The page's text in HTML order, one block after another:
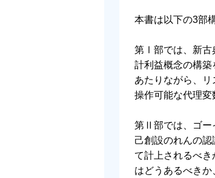
４ 公正価値の信頼性
補 章 多期間（現実）
１ はじめに：ヘッジ取引
２ ヘッジ会計のどこが問
(2) 公正価値ヘッジとキ
３ 無リスク概念の再検討
４ おわりに
本書は以下の3部
第Ⅰ部では、新古
計利益概念の構
あたりながら、
操作可能な代理変
第Ⅱ部では、ゴー
己創設のれんの
て計上されるべ
はどうあるべき